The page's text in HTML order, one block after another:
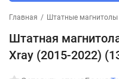
Главная / Штатные магнитолы
Штатная
Xray (2015-2022)